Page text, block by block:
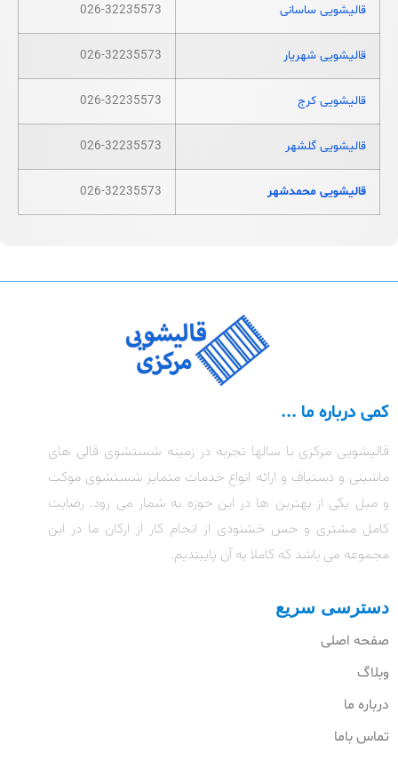
قالیشویی ساسانی 026-32235573
قالیشویی شهریار 026-32235573
قالیشویی کرج 026-32235573
قالیشویی گلشهر 026-32235573
قالیشویی محمدشهر 026-32235573
کمی درباره ما ...
قالیشویی مرکزی با سالها تجربه در زمینه شستشوی قالی های
ماشینی و دستباف و ارائه انواع خدمات متمایز شستشوی موکت
و مبل یکی از بهترین ها در این حوزه به شمار می رود. رضایت
کامل مشتری و حس خشنودی از انجام کار از ارکان ما در این
مجموعه می باشد که کاملا به آن پایبندیم.
دسترسی سریع
صفحه اصلی
وبلاگ
درباره ما
تماس باما